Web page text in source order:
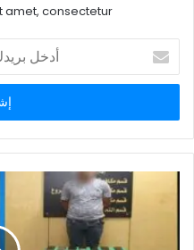
amet, consectetur.
أدخل
بريدك
الإلكتروني